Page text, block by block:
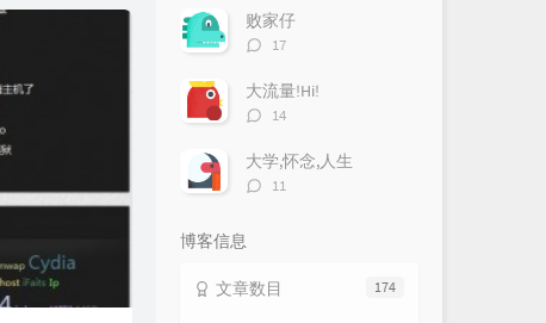
叶蒨文
数：
败家仔
评
数：
17
大流量!Hi!
评
数：
14
大学,怀念,人生
评
11
博客信息
174
文章数目